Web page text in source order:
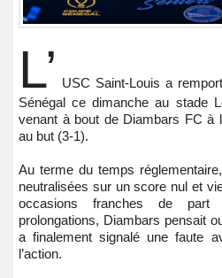
L’ USC Saint-Louis a
Sénégal ce dimanche au stade
venant à bout de Diambars FC à
au but (3-1).
Au terme du temps
neutralisées sur un score nul et
occasions franches de part
prolongations, Diambars pensait
a finalement signalé une faute
l’action.